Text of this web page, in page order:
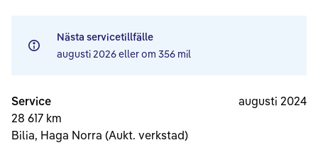
Nästa servicetillfälle
augusti 2026eller om 356 mil
Service
28 617 km
Bilia, Haga Norra (Aukt. verkstad)
augusti 2024